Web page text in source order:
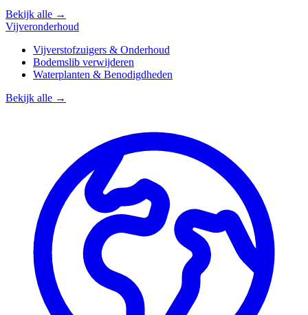
Bekijk alle →
Vijveronderhoud
Vijverstofzuigers & Onderhoud
Bodemslib verwijderen
Waterplanten & Benodigdheden
Bekijk alle →